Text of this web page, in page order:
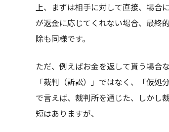
上、まずは相手に対して直接、場合
が返金に応じてくれない場合、最終
除も同様です。
ただ、例えばお金を返して貰う場合
「裁判（訴訟）」ではなく、「仮
で言えば、裁判所を通じた、しかし
短はありますが、